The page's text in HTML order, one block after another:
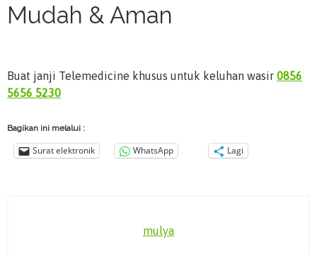
Mudah & Aman
Buat janji Telemedicine khusus untuk keluhan wasir 0856
5656 5230
Bagikan ini melalui :
Surat elektronik WhatsApp Lagi
mulya